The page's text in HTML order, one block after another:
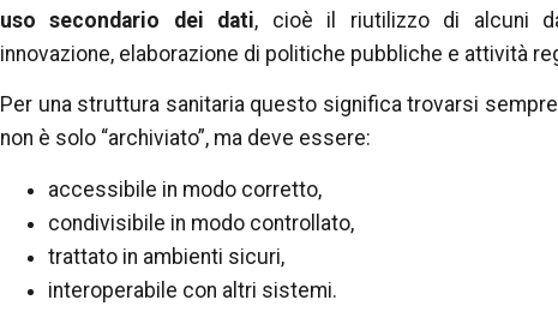
uso secondario dei dati, cioè il riutilizzo di alcuni
innovazione, elaborazione di politiche pubbliche e attività
Per una struttura sanitaria questo significa trovarsi
non è solo “archiviato”, ma deve essere:
accessibile in modo corretto,
condivisibile in modo controllato,
trattato in ambienti sicuri,
interoperabile con altri sistemi.